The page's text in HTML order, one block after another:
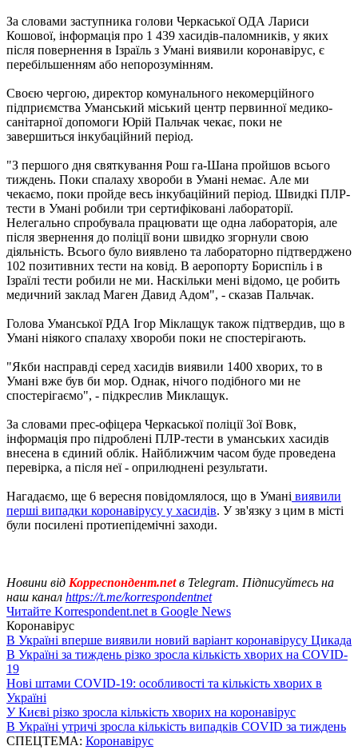
За словами заступника голови Черкаської ОДА Лариси
Кошової, інформація про 1 439 хасидів-паломників, у яких
після повернення в Ізраїль з Умані виявили коронавірус, є
перебільшенням або непорозумінням.
Своєю чергою, директор комунального некомерційного
підприємства Уманський міський центр первинної медико-
санітарної допомоги Юрій Пальчак чекає, поки не
завершиться інкубаційний період.
"З першого дня святкування Рош га-Шана пройшов всього
тиждень. Поки спалаху хвороби в Умані немає. Але ми
чекаємо, поки пройде весь інкубаційний період. Швидкі ПЛР-
тести в Умані робили три сертифіковані лабораторії.
Нелегально спробувала працювати ще одна лабораторія, але
після звернення до поліції вони швидко згорнули свою
діяльність. Всього було виявлено та лабораторно підтверджено
102 позитивних тести на ковід. В аеропорту Бориспіль і в
Ізраїлі тести робили не ми. Наскільки мені відомо, це робить
медичний заклад Маген Давид Адом", - сказав Пальчак.
Голова Уманської РДА Ігор Міклащук також підтвердив, що в
Умані ніякого спалаху хвороби поки не спостерігають.
"Якби насправді серед хасидів виявили 1400 хворих, то в
Умані вже був би мор. Однак, нічого подібного ми не
спостерігаємо", - підкреслив Миклащук.
За словами прес-офіцера Черкаської поліції Зої Вовк,
інформація про підроблені ПЛР-тести в уманських хасидів
внесена в єдиний облік. Найближчим часом буде проведена
перевірка, а після неї - оприлюднені результати.
Нагадаємо, ще 6 вересня повідомлялося, що в Умані виявили
перші випадки коронавірусу у хасидів. У зв'язку з цим в місті
були посилені протиепідемічні заходи.
Новини від Корреспондент.netв Telegram. Підписуйтесь на
наш канал https://t.me/korrespondentnet
Читайте Korrespondent.net в Google News
Коронавірус
В Україні вперше виявили новий варіант коронавірусу Цикада
В Україні за тиждень різко зросла кількість хворих на COVID-
19
Нові штами COVID-19: особливості та кількість хворих в
Україні
У Києві різко зросла кількість хворих на коронавірус
В Україні утричі зросла кількість випадків COVID за тиждень
СПЕЦТЕМА: Коронавірус